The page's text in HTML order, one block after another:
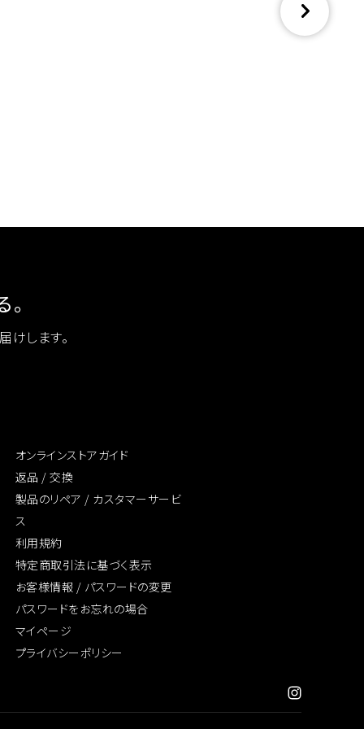
けします。
オンラインストアガイド
返品 / 交換
製品のリペア / カスタマーサービ
ス
利用規約
特定商取引法に基づく表示
お客様情報 / パスワードの変更
パスワードをお忘れの場合
マイページ
プライバシーポリシー